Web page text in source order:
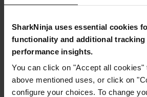
SharkNinja uses essential cookies
functionality and additional
performance insights.
You can click on "Accept all cookies"
above mentioned uses, or click on
configure your choices. To change
4.3 (2174)
superposées
Gain de place, 30% moins
+2
4